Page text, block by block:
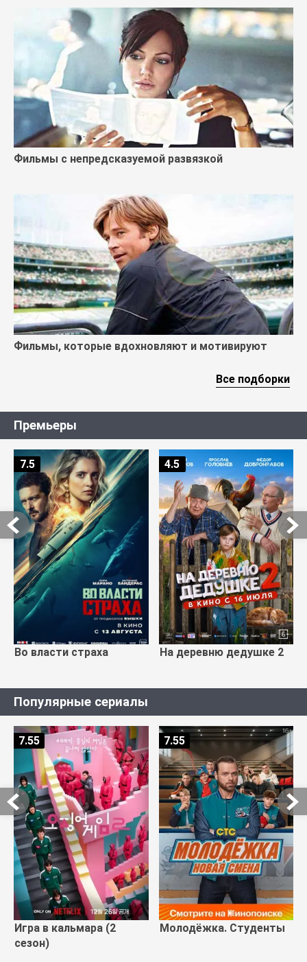
Фильмы с непредсказуемой развязкой
Фильмы, которые вдохновляют и мотивируют
Все подборки
Премьеры
Во власти страха
7.5
На деревню дедушке 2
4.5
Популярные сериалы
Игра в кальмара (2
сезон)
7.55
Молодёжка. Студенты
7.55